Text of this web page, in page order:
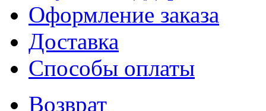
Оформление заказа
Доставка
Способы оплаты
Возврат